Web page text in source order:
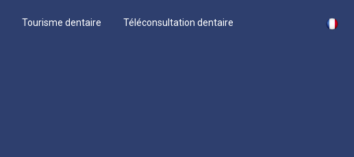
Tourisme dentaire Téléconsultation dentaire